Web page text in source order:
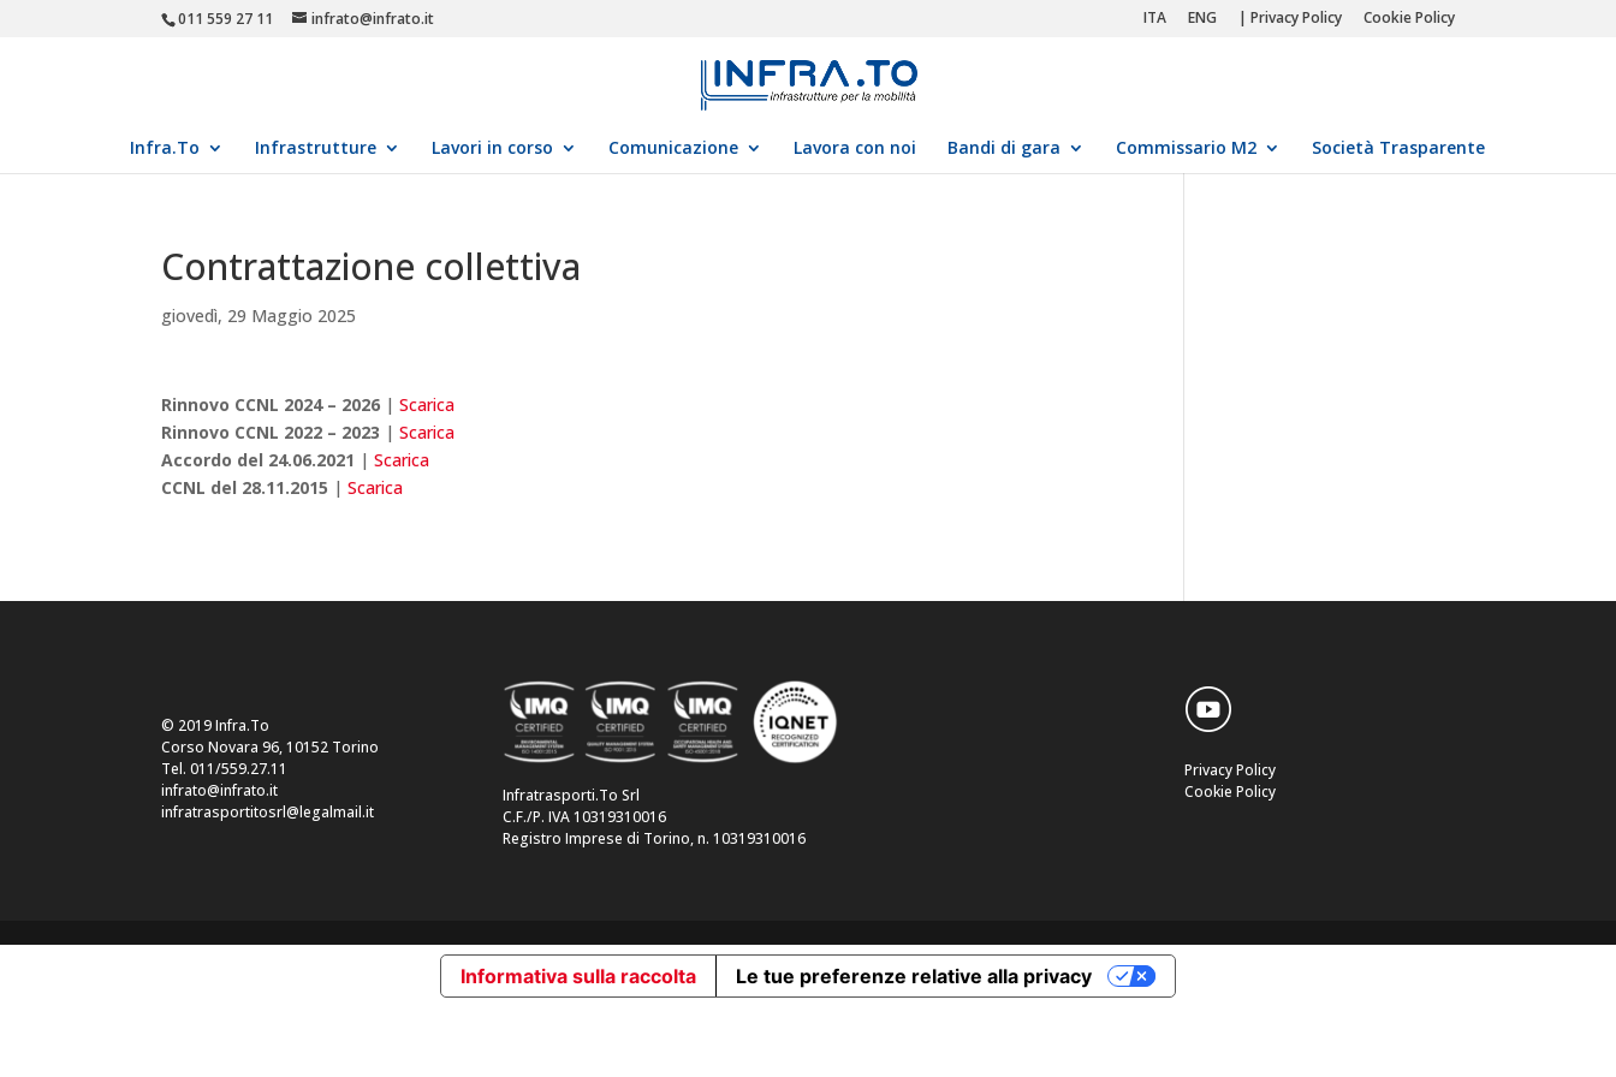
011 559 27 11 infrato@infrato.it ITA ENG | Privacy Policy Cookie Policy
Infra.To Infrastrutture Lavori in corso Comunicazione Lavora con noi Bandi di gara Commissario M2 Società Trasparente
Contrattazione collettiva
giovedì, 29 Maggio 2025
Rinnovo CCNL 2024 – 2026 |Scarica
Rinnovo CCNL 2022 – 2023 |Scarica
Accordo del 24.06.2021 |Scarica
CCNL del 28.11.2015 |Scarica
© 2019 Infra.To
Corso Novara 96, 10152 Torino
Tel. 011/559.27.11
infrato@infrato.it
infratrasportitosrl@legalmail.it
Infratrasporti.To Srl
C.F./P. IVA 10319310016
Registro Imprese di Torino, n. 10319310016
Privacy Policy
Cookie Policy
Informativa sulla raccolta Le tue preferenze relative alla privacy